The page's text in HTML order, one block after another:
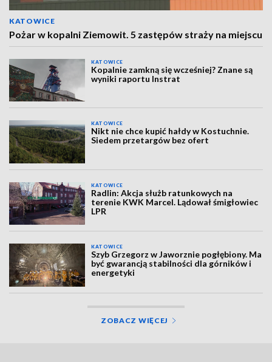
KATOWICE
Pożar w kopalni Ziemowit. 5 zastępów straży na miejscu
KATOWICE
Kopalnie zamkną się wcześniej? Znane są
wyniki raportu Instrat
KATOWICE
Nikt nie chce kupić hałdy w Kostuchnie.
Siedem przetargów bez ofert
KATOWICE
Radlin: Akcja służb ratunkowych na
terenie KWK Marcel. Lądował śmigłowiec
LPR
KATOWICE
Szyb Grzegorz w Jaworznie pogłębiony. Ma
być gwarancją stabilności dla górników i
energetyki
ZOBACZ WIĘCEJ